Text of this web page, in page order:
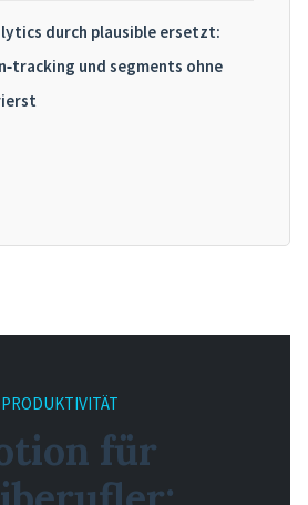
durch plausible ersetzt:
und segments ohne
PRODUKTIVITÄT
für